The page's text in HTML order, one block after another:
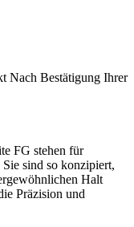
Nach Bestätigung Ihrer
FG stehen für
sind so konzipiert,
Halt
Präzision und